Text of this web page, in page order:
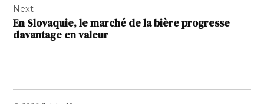
Next
En Slovaquie, le marché de la bière progresse
davantage en valeur